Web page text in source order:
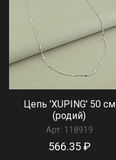
Цепь 'XUPING' 50 см
(родий)
Арт: 118919
566.35 ₽